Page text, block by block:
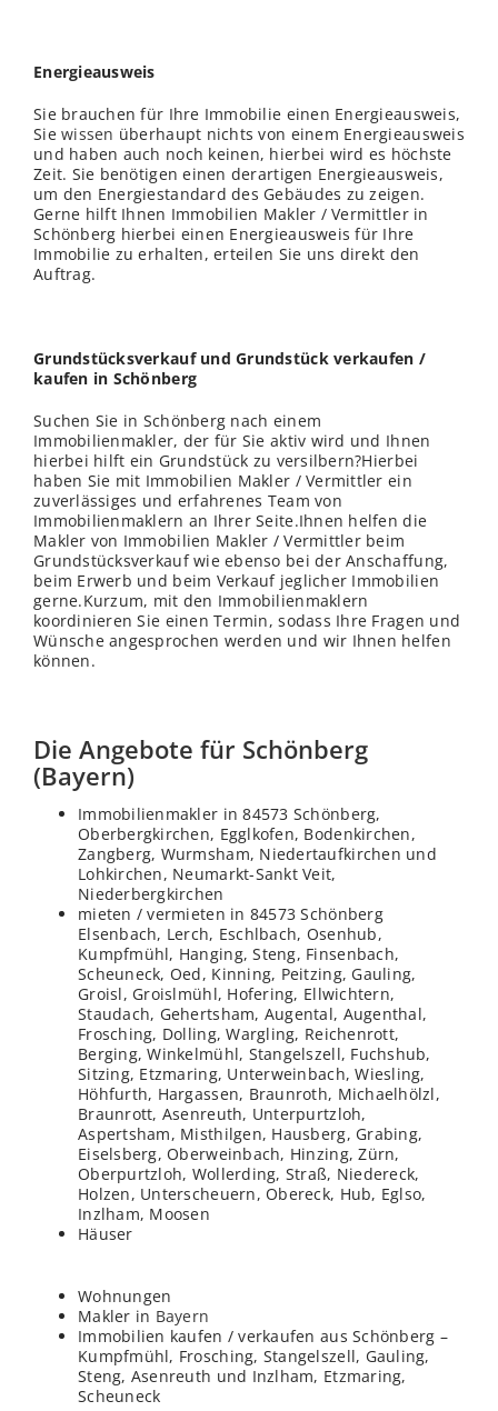
Energieausweis
Sie brauchen für Ihre Immobilie einen Energieausweis,
Siewissen überhaupt nichts von einem Energieausweis
und haben auch noch keinen, hierbei wird es höchste
Zeit. Sie benötigen einen derartigen Energieausweis,
um den Energiestandard des Gebäudes zu zeigen.
Gerne hilft Ihnen Immobilien Makler / Vermittler in
Schönberg hierbei einen Energieausweis für Ihre
Immobilie zu erhalten, erteilen Sie uns direkt den
Auftrag.
Grundstücksverkauf und Grundstück verkaufen /
kaufen in Schönberg
Suchen Sie in Schönberg nach einem
Immobilienmakler, der für Sie aktiv wird und Ihnen
hierbei hilft ein Grundstück zu versilbern?Hierbei
haben Sie mit Immobilien Makler / Vermittler ein
zuverlässiges und erfahrenes Team von
Immobilienmaklern an Ihrer Seite.Ihnen helfen die
Makler von Immobilien Makler / Vermittler beim
Grundstücksverkauf wie ebenso bei der Anschaffung,
beim Erwerb und beim Verkauf jeglicher Immobilien
gerne.Kurzum, mit den Immobilienmaklern
koordinieren Sie einen Termin, sodass Ihre Fragen und
Wünsche angesprochen werden und wir Ihnen helfen
können.
Die Angebote für Schönberg
(Bayern)
Immobilienmakler in 84573 Schönberg,
Oberbergkirchen, Egglkofen, Bodenkirchen,
Zangberg, Wurmsham, Niedertaufkirchen und
Lohkirchen, Neumarkt-Sankt Veit,
Niederbergkirchen
mieten / vermieten in 84573 Schönberg
Elsenbach, Lerch, Eschlbach, Osenhub,
Kumpfmühl, Hanging, Steng, Finsenbach,
Scheuneck, Oed, Kinning, Peitzing, Gauling,
Groisl, Groislmühl, Hofering, Ellwichtern,
Staudach, Gehertsham, Augental, Augenthal,
Frosching, Dolling, Wargling, Reichenrott,
Berging, Winkelmühl, Stangelszell, Fuchshub,
Sitzing, Etzmaring, Unterweinbach, Wiesling,
Höhfurth, Hargassen, Braunroth, Michaelhölzl,
Braunrott, Asenreuth, Unterpurtzloh,
Aspertsham, Misthilgen, Hausberg, Grabing,
Eiselsberg, Oberweinbach, Hinzing, Zürn,
Oberpurtzloh, Wollerding, Straß, Niedereck,
Holzen, Unterscheuern, Obereck, Hub, Eglso,
Inzlham, Moosen
Häuser
Wohnungen
Makler in Bayern
Immobilien kaufen / verkaufen aus Schönberg –
Kumpfmühl, Frosching, Stangelszell, Gauling,
Steng, Asenreuth und Inzlham, Etzmaring,
Scheuneck